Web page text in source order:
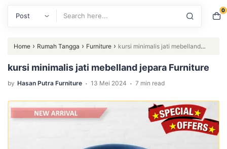
0
Home › Rumah Tangga › Furniture › kursi minimalis jati mebelland
jepara Furniture
kursi minimalis jati mebelland jepara Furniture
by Hasan Putra Furniture . 13 Mei 2024 . 7 min read